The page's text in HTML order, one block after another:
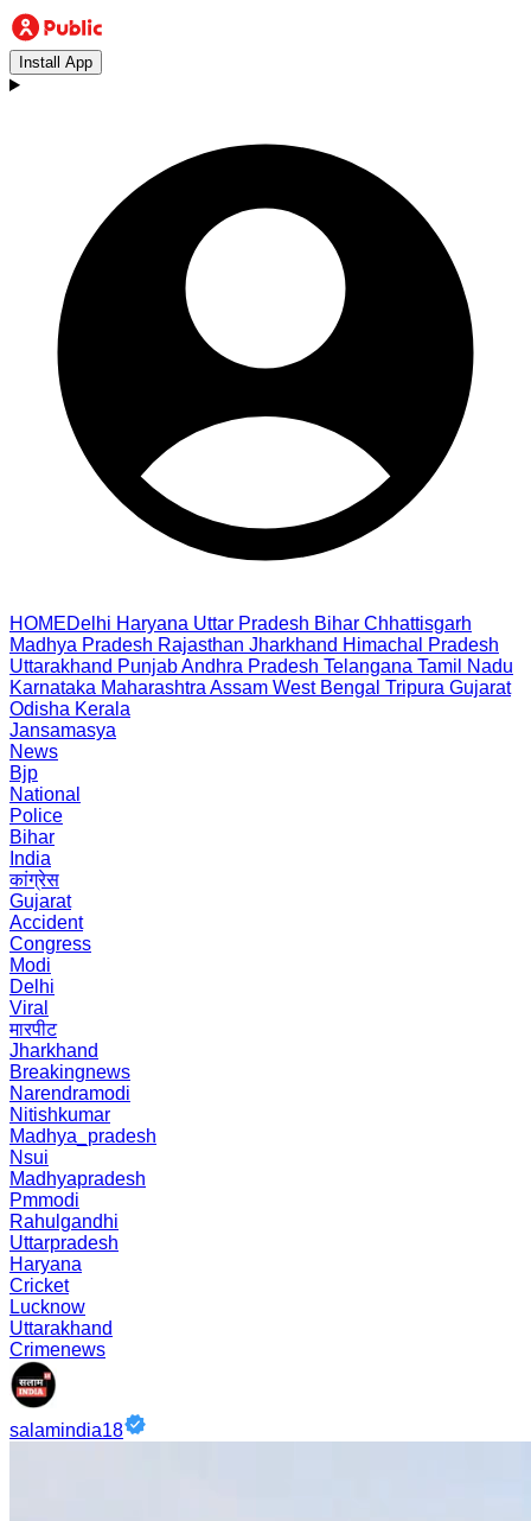
Install App
HOMEDelhi Haryana Uttar Pradesh Bihar Chhattisgarh
Madhya Pradesh Rajasthan Jharkhand Himachal Pradesh
Uttarakhand PunjabAndhra Pradesh Telangana Tamil Nadu
Karnataka Maharashtra Assam West Bengal Tripura Gujarat
Odisha Kerala
Jansamasya
News
Bjp
National
Police
Bihar
India
कांग्रेस
Gujarat
Accident
Congress
Modi
Delhi
Viral
मारपीट
Jharkhand
Breakingnews
Narendramodi
Nitishkumar
Madhya_pradesh
Nsui
Madhyapradesh
Pmmodi
Rahulgandhi
Uttarpradesh
Haryana
Cricket
Lucknow
Uttarakhand
Crimenews
salamindia18